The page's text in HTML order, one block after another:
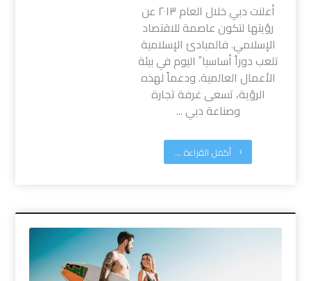
أعلنت دبي خلال العام ٢٠١٣ عن
رؤيتها لتكون عاصمة للاقتصاد
الإسلامي. فالمبادئ الإسلامية
تلعب دوراً أساسيا ً اليوم في بيئة
الأعمال العالمية. ودعماً لهذه
الرؤية، تسعى غرفة تجارة
وصناعة دبي ...
أكمل القراءة ...